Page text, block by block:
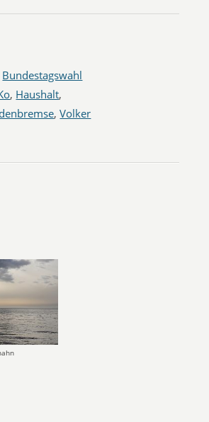
Bundestagswahl
, Haushalt,
,Volker